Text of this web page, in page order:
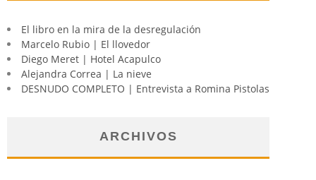
El libro en la mira de la desregulación
Marcelo Rubio | El llovedor
Diego Meret | Hotel Acapulco
Alejandra Correa | La nieve
DESNUDO COMPLETO | Entrevista a Romina Pistolas
ARCHIVOS